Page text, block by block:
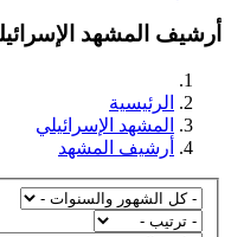
أرشيف المشهد
الرئيسية
المشهد الإسرائيلي
أرشيف المشهد